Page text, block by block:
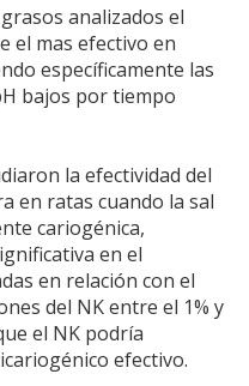
analizados el
el mas efectivo en
específicamente las
bajos por tiempo
la efectividad del
en ratas cuando la sal
cariogénica,
en el
en relación con el
del NK entre el 1% y
el NK podría
efectivo.